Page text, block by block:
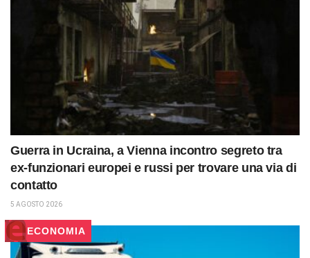
Guerra in Ucraina, a Vienna incontro segreto tra
ex-funzionari europei e russi per trovare una via di
contatto
5 AGOSTO 2026
ECONOMIA